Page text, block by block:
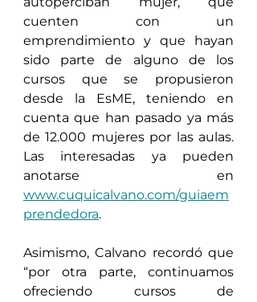
cuenten con un
emprendimiento y que hayan
sido parte de alguno de los
cursos que se propusieron
desde la EsME, teniendo en
cuenta que han pasado ya más
de 12.000 mujeres por las aulas.
Las interesadas ya pueden
www.cuquicalvano.com/guiaem
prendedora.
Asimismo, Calvano recordó que
“por otra parte, continuamos
ofreciendo cursos de